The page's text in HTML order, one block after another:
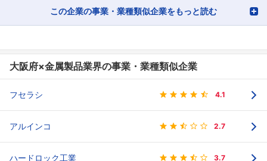
この企業の事業・業種類似企業をもっと読む
大阪府×金属製品業界の事業・業種類似企業
フセラシ 4.1
アルインコ 2.7
ハードロック工業 3.7